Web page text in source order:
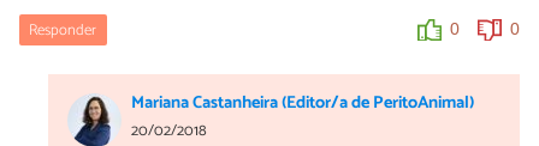
Responder 0 0
Mariana Castanheira (Editor/a de PeritoAnimal)
20/02/2018